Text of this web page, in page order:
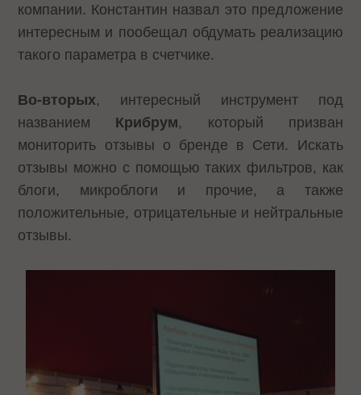
компании. Константин назвал это предложение
интересным и пообещал обдумать реализацию
такого параметра в счетчике.
Во-вторых, интересный инструмент под
названием Крибрум, который призван
мониторить отзывы о бренде в Сети. Искать
отзывы можно с помощью таких фильтров, как
блоги, микроблоги и прочие, а также
положительные, отрицательные и нейтральные
отзывы.